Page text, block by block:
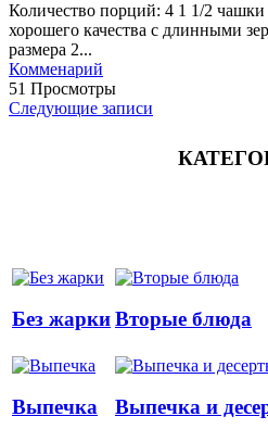
Количество порций: 4 1 1/2 чашки
хорошего качества с длинными
размера 2...
Комменарий
51 Просмотры
Следующие записи
Без жаркиВторые блюда
Выпечка Выпечка и